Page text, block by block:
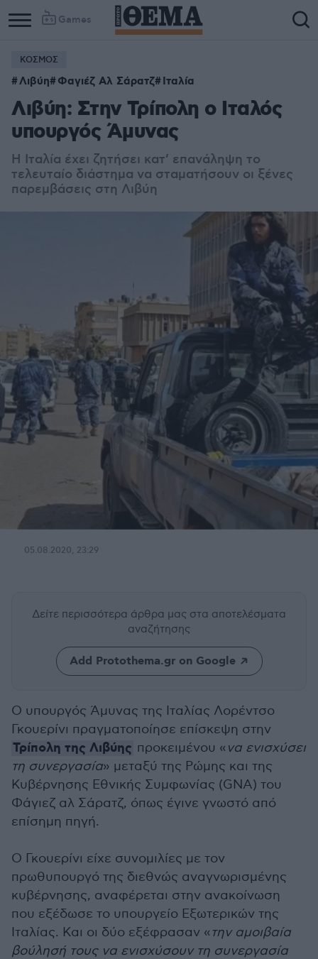
Games
ΚΟΣΜΟΣ
Λιβύη Φαγιέζ Αλ Σάρατζ Ιταλία
Λιβύη: Στην Τρίπολη ο Ιταλός
υπουργός Άμυνας
Η Ιταλία έχει ζητήσει κατ’ επανάληψη το
τελευταίο διάστημα να σταματήσουν οι ξένες
παρεμβάσεις στη Λιβύη
05.08.2020, 23:29
Δείτε περισσότερα άρθρα μας στα αποτελέσματα
αναζήτησης
Add Protothema.gr on Google
Ο υπουργός Άμυνας της Ιταλίας Λορέντσο
Γκουερίνι πραγματοποίησε επίσκεψη στην
Τρίπολη της Λιβύης προκειμένου « να ενισχύσει
τη συνεργασία» μεταξύ της Ρώμης και της
Κυβέρνησης Εθνικής Συμφωνίας (GNA) του
Φάγιεζ αλ Σάρατζ, όπως έγινε γνωστό από
επίσημη πηγή.
Ο Γκουερίνι είχε συνομιλίες με τον
πρωθυπουργό της διεθνώς αναγνωρισμένης
κυβέρνησης, αναφέρεται στην ανακοίνωση
που εξέδωσε το υπουργείο Εξωτερικών της
Ιταλίας. Και οι δύο εξέφρασαν « την αμοιβαία
βούλησή τους να ενισχύσουν τη συνεργασία